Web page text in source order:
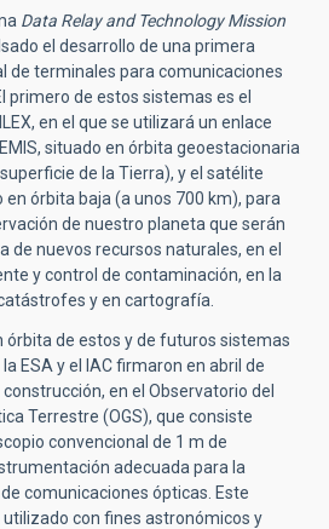
Data Relay and Technology Mission
el desarrollo de una primera
de terminales para comunicaciones
primero de estos sistemas es el
en el que se utilizará un enlace
situado en órbita geoestacionaria
de la Tierra), y el satélite
en órbita baja (a unos 700 km), para
de nuestro planeta que serán
de nuevos recursos naturales, en el
y control de contaminación, en la
y en cartografía.
órbita de estos y de futuros sistemas
ESA y el IAC firmaron en abril de
en el Observatorio del
Terrestre (OGS), que consiste
convencional de 1 m de
adecuada para la
comunicaciones ópticas. Este
con fines astronómicos y